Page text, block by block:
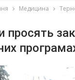
Медицина
просять